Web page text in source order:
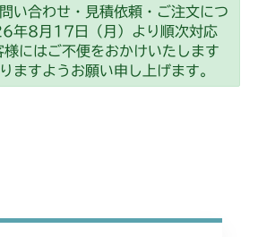
い合わせ・見積依頼・ご注文につ
年8月17日（月）より順次対応
にはご不便をおかけいたします
ますようお願い申し上げます。